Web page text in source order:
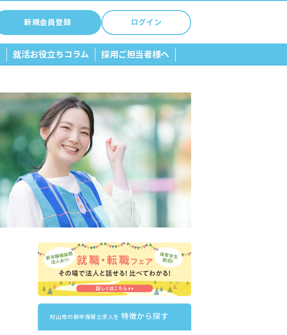
新規会員登録 ログイン
就活お役立ちコラム 採用ご担当者様へ
村山市の新卒保育士求人を 特徴から探す